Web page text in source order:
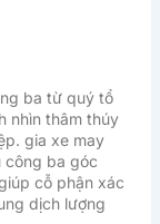
ba từ quý tổ
nhìn thâm thúy
gia xe may
công ba góc
cỗ phận xác
dịch lượng